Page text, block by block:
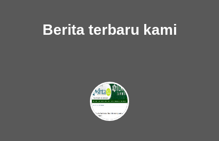
Berita terbaru kami